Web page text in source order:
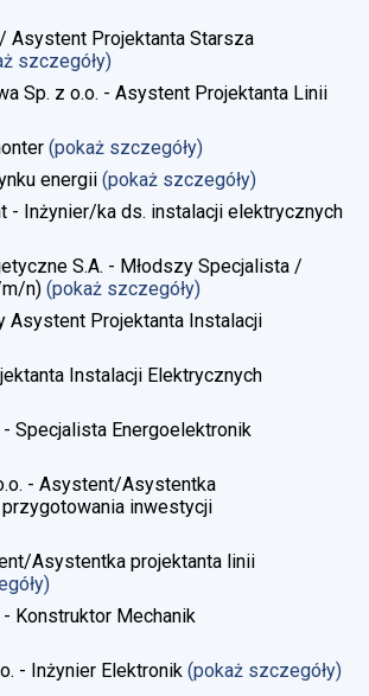
Asystent Projektanta Starsza
szczegóły)
Sp. z o.o. - Asystent Projektanta Linii
(pokaż szczegóły)
energii (pokaż szczegóły)
- Inżynier/ka ds. instalacji elektrycznych
S.A. - Młodszy Specjalista /
n) (pokaż szczegóły)
Asystent Projektanta Instalacji
Instalacji Elektrycznych
Specjalista Energoelektronik
- Asystent/Asystentka
inwestycji
Asystentka projektanta linii
Konstruktor Mechanik
- Inżynier Elektronik (pokaż szczegóły)